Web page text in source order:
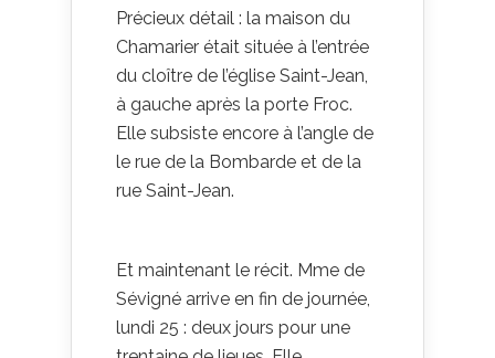
Précieux détail : la maison du
Chamarier était située à l’entrée
du cloître de l’église Saint-Jean,
à gauche après la porte Froc.
Elle subsiste encore à l’angle de
le rue de la Bombarde et de la
rue Saint-Jean.
Et maintenant le récit. Mme de
Sévigné arrive en fin de journée,
lundi 25 : deux jours pour une